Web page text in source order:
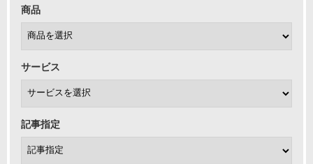
商品
サービス
記事指定